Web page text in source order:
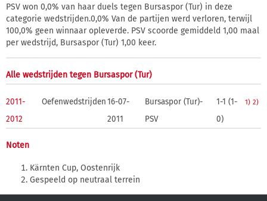
PSV won 0,0% van haar duels tegen Bursaspor (Tur) in deze
categorie wedstrijden.0,0% Van de partijen werd verloren, terwijl
100,0% geen winnaar opleverde. PSV scoorde gemiddeld 1,00 maal
per wedstrijd, Bursaspor (Tur) 1,00 keer.
Alle wedstrijden tegen Bursaspor (Tur)
2011-
2012
Oefenwedstrijden16-07-
2011
Bursaspor (Tur)-
PSV
1-1 (1-
0)
1) 2)
Noten
Kärnten Cup, Oostenrijk
Gespeeld op neutraal terrein